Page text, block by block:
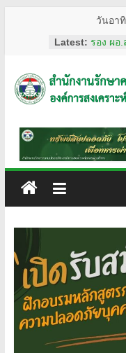
วันอา
Latest: รอง ผอ
ผอ.สปภ.
รปภ. ณ
ศรีนคริ
การทง
เลขานุ
พินิจ พร้
ปลอดภั
รักษาค
ปฏิบัติ
ณ สวน
สำนักง
รักษา
ความ
ปลอดภั
อผศ.
ทรัพย์สิน
ปลอดภัย
โปร่งใส